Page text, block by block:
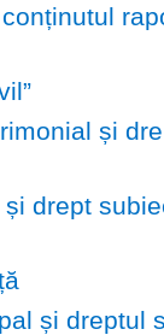
și
drept
și dreptul